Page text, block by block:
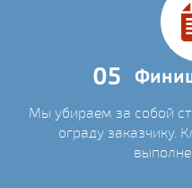
05
Мы убираем за собой
ограду заказчику.